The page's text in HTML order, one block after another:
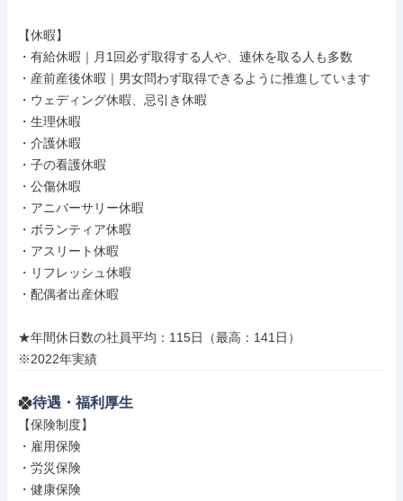
【休暇】
・有給休暇｜月1回必ず取得する人や、連休を取る人も多数
・産前産後休暇｜男女問わず取得できるように推進しています
・ウェディング休暇、忌引き休暇
・生理休暇
・介護休暇
・子の看護休暇
・公傷休暇
・アニバーサリー休暇
・ボランティア休暇
・アスリート休暇
・リフレッシュ休暇
・配偶者出産休暇
★年間休日数の社員平均：115日（最高：141日）
※2022年実績
待遇・福利厚生
【保険制度】
・雇用保険
・労災保険
・健康保険